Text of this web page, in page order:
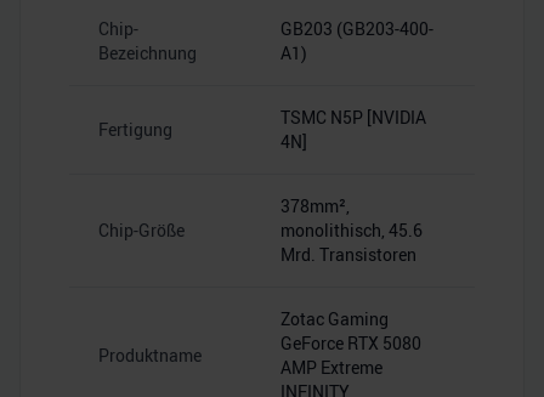
Chip-
Bezeichnung
GB203 (GB203-400-
A1)
Fertigung
TSMC N5P [NVIDIA
4N]
Chip-Größe
378mm²,
monolithisch, 45.6
Mrd. Transistoren
Produktname
Zotac Gaming
GeForce RTX 5080
AMP Extreme
INFINITY